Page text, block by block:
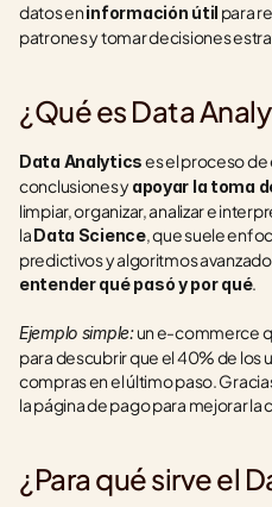
datos en información útil para
patrones y tomar decisiones
¿Qué es Data
Data Analytics es el proceso
conclusiones y apoyar la toma
limpiar, organizar, analizar e
la Data Science, que suele
entender qué pasó y por qué.
Ejemplo simple: un e-commerce
para descubrir que el 40% de los
compras en el último paso.
la página de pago para mejorar la
¿Para qué sirve el